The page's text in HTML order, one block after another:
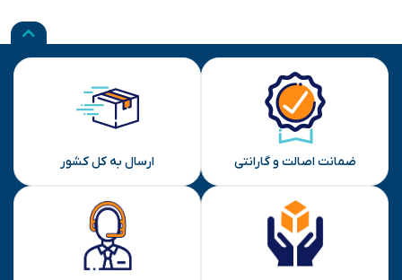
ضمانت اصالت و گارانتی ارسال به کل کشور